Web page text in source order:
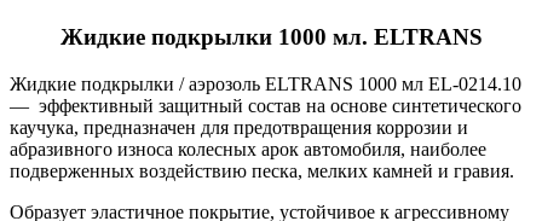
Жидкие подкрылки 1000 мл. ELTRANS
Жидкие подкрылки / аэрозоль ELTRANS 1000 мл EL-0214.10
— эффективный защитный состав на основе синтетического
каучука, предназначен для предотвращения коррозии и
абразивного износа колесных арок автомобиля, наиболее
подверженных воздействию песка, мелких камней и гравия.
Образует эластичное покрытие, устойчивое к агрессивному